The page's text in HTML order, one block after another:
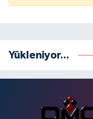
Yükleniyor...